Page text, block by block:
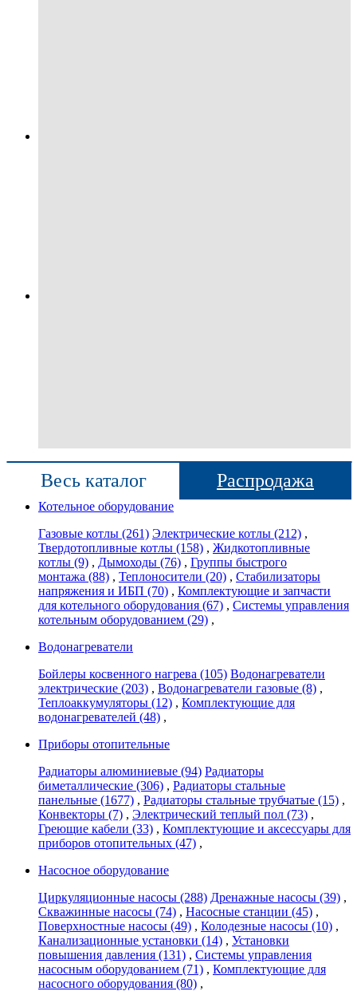
Весь каталог Распродажа
Котельное оборудование
Газовые котлы (261) Электрические котлы (212) ,
Твердотопливные котлы (158) , Жидкотопливные
котлы (9) , Дымоходы (76) , Группы быстрого
монтажа (88) , Теплоносители (20) , Стабилизаторы
напряжения и ИБП (70) , Комплектующие и запчасти
для котельного оборудования (67) , Системы управления
котельным оборудованием (29) ,
Водонагреватели
Бойлеры косвенного нагрева (105) Водонагреватели
электрические (203) , Водонагреватели газовые (8) ,
Теплоаккумуляторы (12) , Комплектующие для
водонагревателей (48) ,
Приборы отопительные
Радиаторы алюминиевые (94) Радиаторы
биметаллические (306) , Радиаторы стальные
панельные (1677) , Радиаторы стальные трубчатые (15) ,
Конвекторы (7) , Электрический теплый пол (73) ,
Греющие кабели (33) , Комплектующие и аксессуары для
приборов отопительных (47) ,
Насосное оборудование
Циркуляционные насосы (288) Дренажные насосы (39) ,
Скважинные насосы (74) , Насосные станции (45) ,
Поверхностные насосы (49) , Колодезные насосы (10) ,
Канализационные установки (14) , Установки
повышения давления (131) , Системы управления
насосным оборудованием (71) , Комплектующие для
насосного оборудования (80) ,